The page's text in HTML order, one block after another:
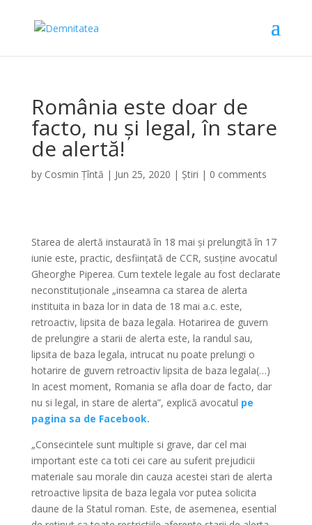
România este doar de
facto, nu și legal, în stare
de alertă!
by Cosmin Țîntă | Jun 25, 2020 | Știri | 0 comments
Starea de alertă instaurată în 18 mai și prelungită în 17
iunie este, practic, desființată de CCR, susține avocatul
Gheorghe Piperea. Cum textele legale au fost declarate
neconstituționale „inseamna ca starea de alerta
instituita in baza lor in data de 18 mai a.c. este,
retroactiv, lipsita de baza legala. Hotarirea de guvern
de prelungire a starii de alerta este, la randul sau,
lipsita de baza legala, intrucat nu poate prelungi o
hotarire de guvern retroactiv lipsita de baza legala(…)
In acest moment, Romania se afla doar de facto, dar
nu si legal, in stare de alerta”, explică avocatul pe
pagina sa de Facebook.
„Consecintele sunt multiple si grave, dar cel mai
important este ca toti cei care au suferit prejudicii
materiale sau morale din cauza acestei stari de alerta
retroactive lipsita de baza legala vor putea solicita
daune de la Statul roman. Este, de asemenea, esential